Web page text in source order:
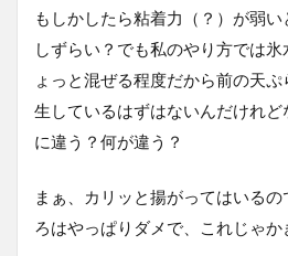
もしかしたら粘着力（？）が弱
しずらい？でも私のやり方では
ょっと混ぜる程度だから前の天
生しているはずはないんだけれ
に違う？何が違う？
まぁ、カリッと揚がってはいる
ろはやっぱりダメで、これじゃか